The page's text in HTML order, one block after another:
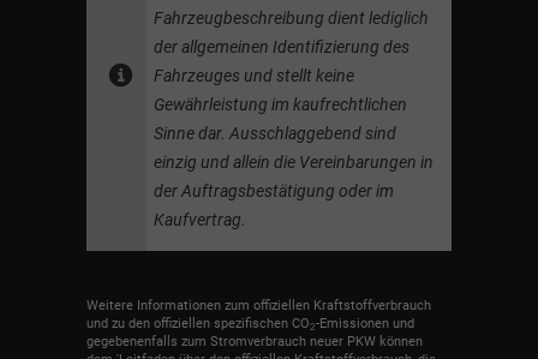
Fahrzeugbeschreibung dient lediglich
der allgemeinen Identifizierung des
Fahrzeuges und stellt keine
Gewährleistung im kaufrechtlichen
Sinne dar. Ausschlaggebend sind
einzig und allein die Vereinbarungen in
der Auftragsbestätigung oder im
Kaufvertrag.
Weitere Informationen zum offiziellen Kraftstoffverbrauch
und zu den offiziellen spezifischen CO2-Emissionen und
gegebenenfalls zum Stromverbrauch neuer PKW können